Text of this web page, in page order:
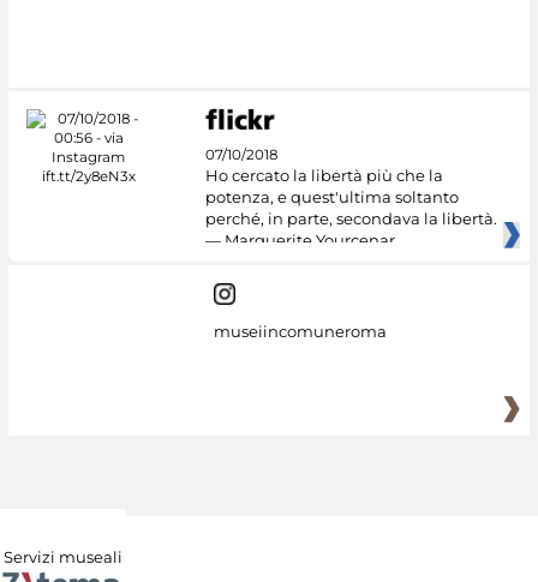
07/10/2018
Ho cercato la libertà più che la
potenza, e quest'ultima soltanto
perché, in parte, secondava la libertà.
— Marguerite Yourcenar
museiincomuneroma
Servizi museali